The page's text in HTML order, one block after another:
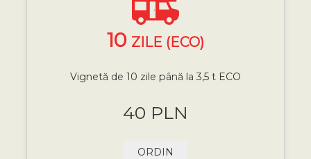
10 ZILE (ECO)
Vignetă de 10 zile până la 3,5 t ECO
40 PLN
ORDIN